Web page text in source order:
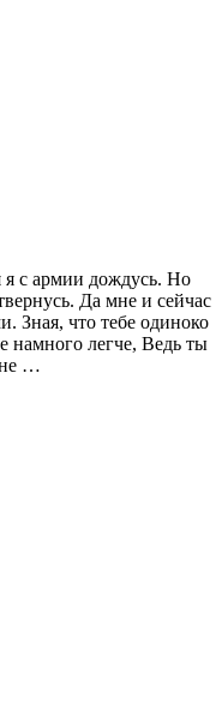
с армии дождусь. Но
Да мне и сейчас
Зная, что тебе одиноко
намного легче, Ведь ты
не …